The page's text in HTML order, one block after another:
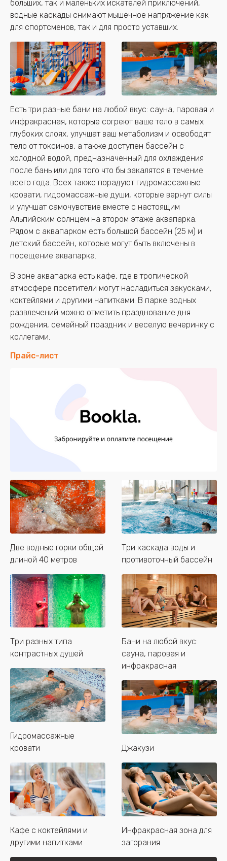
больших, так и маленьких искателей приключений,
водные каскады снимают мышечное напряжение как
для спортсменов, так и для просто уставших.
Есть три разные бани на любой вкус: сауна, паровая и
инфракрасная, которые согреют ваше тело в самых
глубоких слоях, улучшат ваш метаболизм и освободят
тело от токсинов, а также доступен бассейн с
холодной водой, предназначенный для охлаждения
после бань или для того что бы закалятся в течение
всего года. Всех также порадуют гидромассажные
кровати, гидромассажные души, которые вернут силы
и улучшат самочувствие вместе с настоящим
Альпийским солнцем на втором этаже аквапарка.
Рядом с аквапарком есть большой бассейн (25 м) и
детский бассейн, которые могут быть включены в
посещение аквапарка.
В зоне аквапарка есть кафе, где в тропической
атмосфере посетители могут насладиться закусками,
коктейлями и другими напитками. В парке водных
развлечений можно отметить празднование дня
рождения, семейный праздник и веселую вечеринку с
коллегами.
Прайс-лист
Две водные горки общей
длиной 40 метров
Три каскада воды и
противоточный бассейн
Три разных типа
контрастных душей
Бани на любой вкус:
сауна, паровая и
инфракрасная
Гидромассажные
кровати
Джакузи
Кафе с коктейлями и
другими напитками
Инфракрасная зона для
загорания